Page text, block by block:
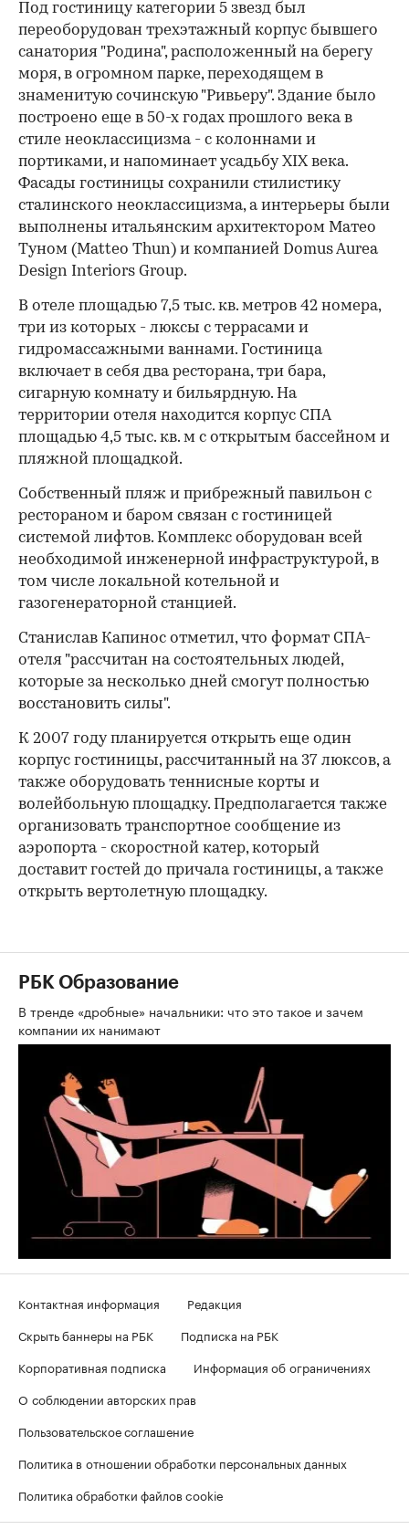
Под гостиницу категории 5 звезд был
переоборудован трехэтажный корпус бывшего
санатория "Родина", расположенный на берегу
моря, в огромном парке, переходящем в
знаменитую сочинскую "Ривьеру". Здание было
построено еще в 50-х годах прошлого века в
стиле неоклассицизма - с колоннами и
портиками, и напоминает усадьбу XIX века.
Фасады гостиницы сохранили стилистику
сталинского неоклассицизма, а интерьеры были
выполнены итальянским архитектором Матео
Туном (Matteo Thun) и компанией Domus Aurea
Design Interiors Group.
В отеле площадью 7,5 тыс. кв. метров 42 номера,
три из которых - люксы с террасами и
гидромассажными ваннами. Гостиница
включает в себя два ресторана, три бара,
сигарную комнату и бильярдную. На
территории отеля находится корпус СПА
площадью 4,5 тыс. кв. м с открытым бассейном и
пляжной площадкой.
Собственный пляж и прибрежный павильон с
рестораном и баром связан с гостиницей
системой лифтов. Комплекс оборудован всей
необходимой инженерной инфраструктурой, в
том числе локальной котельной и
газогенераторной станцией.
Станислав Капинос отметил, что формат СПА-
отеля "рассчитан на состоятельных людей,
которые за несколько дней смогут полностью
восстановить силы".
К 2007 году планируется открыть еще один
корпус гостиницы, рассчитанный на 37 люксов, а
также оборудовать теннисные корты и
волейбольную площадку. Предполагается также
организовать транспортное сообщение из
аэропорта - скоростной катер, который
доставит гостей до причала гостиницы, а также
открыть вертолетную площадку.
РБК Образование
В тренде «дробные» начальники: что это такое и зачем
компании их нанимают
Контактная информация
Редакция
Скрыть баннеры на РБК
Подписка на РБК
Корпоративная подписка
Информация об ограничениях
О соблюдении авторских прав
Пользовательское соглашение
Политика в отношении обработки персональных данных
Политика обработки файлов cookie